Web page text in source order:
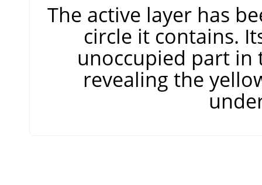
The active layer has
circle it contains.
unoccupied part in
revealing the